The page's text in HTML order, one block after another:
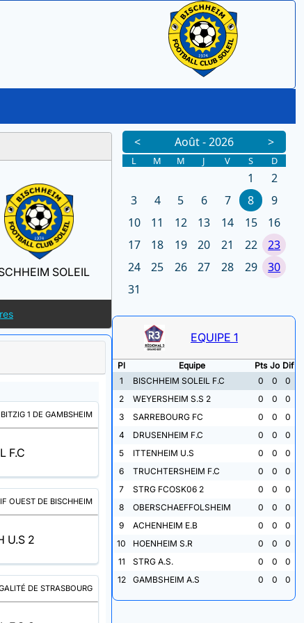
SOLEIL
1 DE GAMBSHEIM
F.C
OUEST DE BISCHHEIM
U.S 2
DE STRASBOURG
EQUIPE 1
Pl Equipe Pts Jo Dif
1
BISCHHEIM SOLEIL F.C 0 0
0
2
WEYERSHEIM S.S 2 0 0
0
3
SARREBOURG FC 0 0
0
4
DRUSENHEIM F.C 0 0
0
5
ITTENHEIM U.S 0 0
0
6
TRUCHTERSHEIM F.C 0 0
0
7
STRG FCOSK06 2 0 0
0
8
OBERSCHAEFFOLSHEIM 0 0
0
9
ACHENHEIM E.B 0 0
0
10
HOENHEIM S.R 0 0
0
11
STRG A.S. 0 0
0
12
GAMBSHEIM A.S 0 0 0